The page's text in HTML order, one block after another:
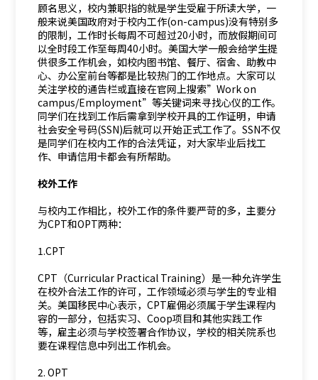
顾名思义，校内兼职指的就是学生受雇于所读大学，一
般来说美国政府对于校内工作(on-campus)没有特别多
的限制，工作时长每周不可超过20小时，而放假期间可
以全时段工作至每周40小时。美国大学一般会给学生提
供很多工作机会，如校内图书馆、餐厅、宿舍、助教中
心、办公室前台等都是比较热门的工作地点。大家可以
关注学校的通告栏或直接在官网上搜索”Work on
campus/Employment”等关键词来寻找心仪的工作。
同学们在找到工作后需拿到学校开具的工作证明，申请
社会安全号码(SSN)后就可以开始正式工作了。SSN不仅
是同学们在校内工作的合法凭证，对大家毕业后找工
作、申请信用卡都会有所帮助。
校外工作
与校内工作相比，校外工作的条件要严苛的多，主要分
为CPT和OPT两种：
1.CPT
CPT（Curricular Practical Training）是一种允许学生
在校外合法工作的许可，工作领域必须与学生的专业相
关。美国移民中心表示，CPT雇佣必须属于学生课程内
容的一部分，包括实习、Coop项目和其他实践工作
等，雇主必须与学校签署合作协议，学校的相关院系也
要在课程信息中列出工作机会。
2. OPT